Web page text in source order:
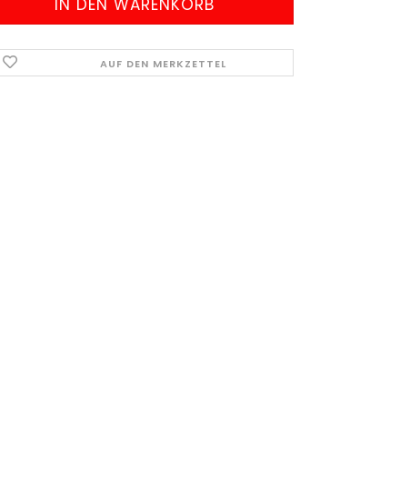
AUF DEN MERKZETTEL